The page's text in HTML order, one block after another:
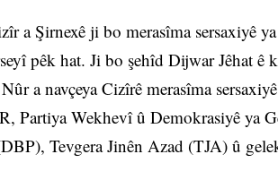
a Şirnexê ji bo merasîma sersaxiyê
pêk hat. Ji bo şehîd Dijwar Jêhat
a navçeya Cizîrê merasîma
Partiya Wekhevî û Demokrasiyê ya
Tevgera Jinên Azad (TJA) û